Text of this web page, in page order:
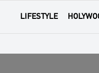
LIFESTYLE